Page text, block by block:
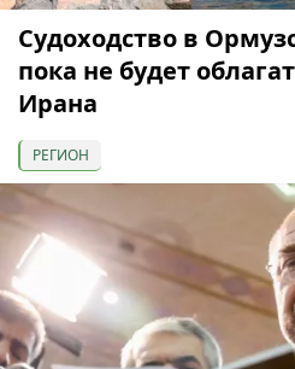
Судоходство в
пока не будет
Ирана
РЕГИОН